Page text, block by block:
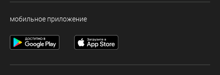
мобильное приложение